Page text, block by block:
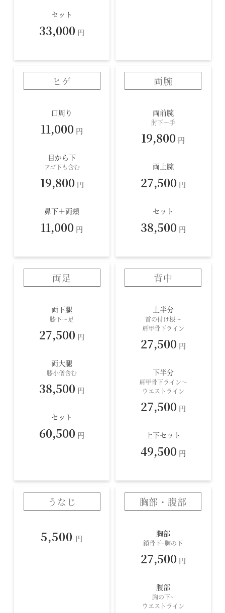
セット
33,000 円
ヒゲ
口周り
11,000 円
目から下
アゴ下も含む
19,800 円
鼻下＋両頬
11,000 円
両腕
両前腕
肘下～手
19,800 円
両上腕
27,500 円
セット
38,500 円
両足
両下腿
膝下～足
27,500 円
両大腿
膝小僧含む
38,500 円
セット
60,500 円
背中
上半分
首の付け根〜
肩甲骨下ライン
27,500 円
下半分
肩甲骨下ライン〜
ウエストライン
27,500 円
上下セット
49,500 円
うなじ
5,500 円
胸部・腹部
胸部
鎖骨下~胸の下
27,500 円
腹部
胸の下~
ウエストライン